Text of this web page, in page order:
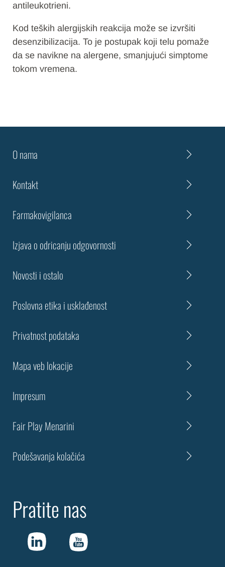
antileukotrieni.
Kod teških alergijskih reakcija može se izvršiti
desenzibilizacija. To je postupak koji telu pomaže
da se navikne na alergene, smanjujući simptome
tokom vremena.
O nama
Kontakt
Farmakovigilanca
Izjava o odricanju odgovornosti
Novosti i ostalo
Poslovna etika i usklađenost
Privatnost podataka
Mapa veb lokacije
Impresum
Fair Play Menarini
Podešavanja kolačića
Pratite nas